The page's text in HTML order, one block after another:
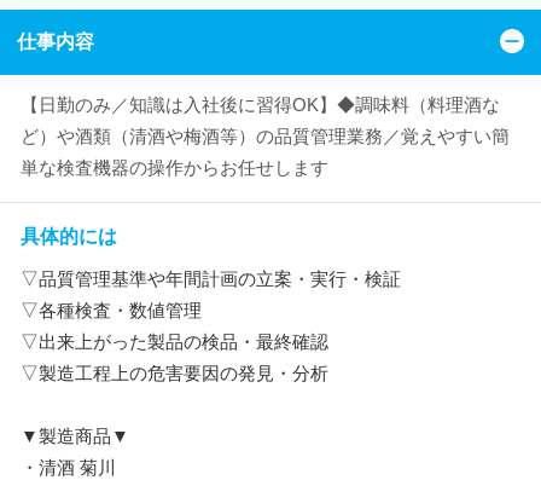
仕事内容
【日勤のみ／知識は入社後に習得OK】◆調味料（料理酒な
ど）や酒類（清酒や梅酒等）の品質管理業務／覚えやすい簡
単な検査機器の操作からお任せします
具体的には
▽品質管理基準や年間計画の立案・実行・検証
▽各種検査・数値管理
▽出来上がった製品の検品・最終確認
▽製造工程上の危害要因の発見・分析
▼製造商品▼
・清酒 菊川